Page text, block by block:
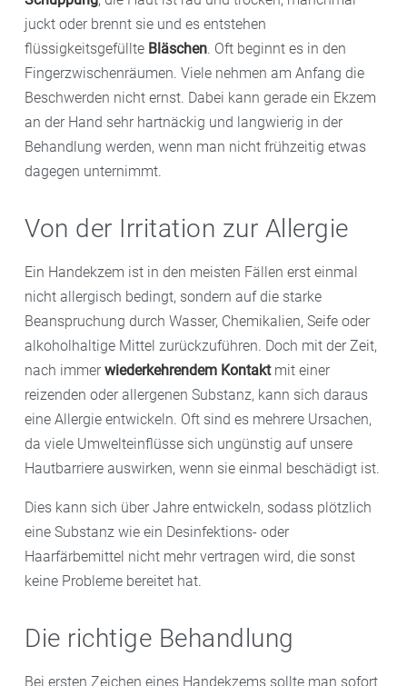
juckt oder brennt sie und es entstehen
flüssigkeitsgefüllte Bläschen. Oft beginnt es in den
Fingerzwischenräumen. Viele nehmen am Anfang die
Beschwerden nicht ernst. Dabei kann gerade ein Ekzem
an der Hand sehr hartnäckig und langwierig in der
Behandlung werden, wenn man nicht frühzeitig etwas
dagegen unternimmt.
Von der Irritation zur Allergie
Ein Handekzem ist in den meisten Fällen erst einmal
nicht allergisch bedingt, sondern auf die starke
Beanspruchung durch Wasser, Chemikalien, Seife oder
alkoholhaltige Mittel zurückzuführen. Doch mit der Zeit,
nach immer wiederkehrendem Kontakt mit einer
reizenden oder allergenen Substanz, kann sich daraus
eine Allergie entwickeln. Oft sind es mehrere Ursachen,
da viele Umwelteinflüsse sich ungünstig auf unsere
Hautbarriere auswirken, wenn sie einmal beschädigt ist.
Dies kann sich über Jahre entwickeln, sodass plötzlich
eine Substanz wie ein Desinfektions- oder
Haarfärbemittel nicht mehr vertragen wird, die sonst
keine Probleme bereitet hat.
Die richtige Behandlung
Bei ersten Zeichen eines Handekzems sollte man sofort